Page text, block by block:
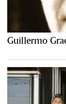
Guillermo